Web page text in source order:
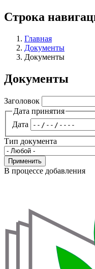
Строка
Главная
Документы
Документы
Документы
Заголовок
Дата принятия
Дата
Тип документа
Применить
В процессе добавления